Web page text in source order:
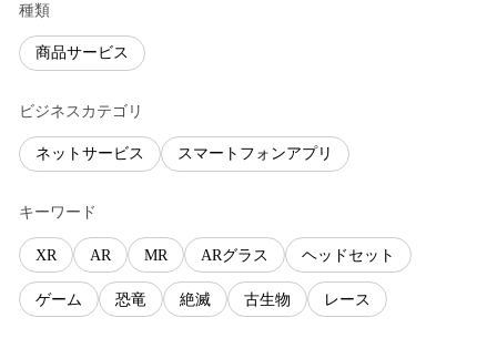
種類
商品サービス
ビジネスカテゴリ
ネットサービス スマートフォンアプリ
キーワード
XR AR MR ARグラス ヘッドセット
ゲーム 恐竜 絶滅 古生物 レース